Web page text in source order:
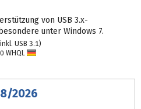
von USB 3.x-
unter Windows 7.
USB 3.1)
WHQL
2026